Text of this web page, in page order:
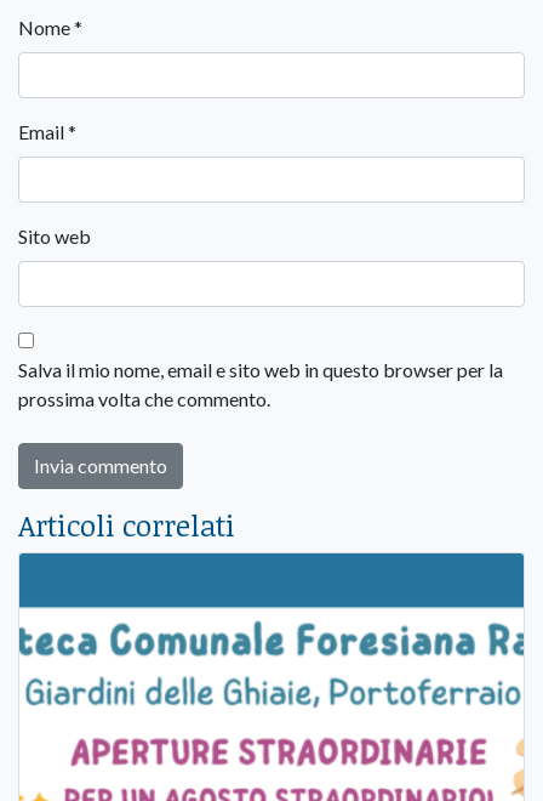
Nome*
Email*
Sito web
Salva il mio nome, email e sito web in questo browser per la
prossima volta che commento.
Articoli correlati